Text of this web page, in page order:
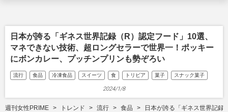
日本が誇る「ギネス世界記録（R）認定フード」10選、
マネできない技術、超ロングセラーで世界一！ポッキー
にボンカレー、プッチンプリンも勢ぞろい
流行 食品 冷凍食品 スイーツ 食 トリビア 菓子 スナック菓子
2024/1/8
週刊女性PRIME トレンド 流行 食品 日本が誇る「ギネス世界記録